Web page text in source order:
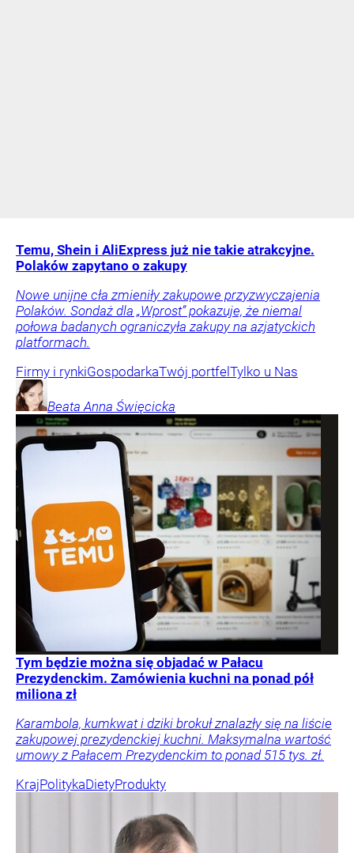
Temu, Shein i AliExpress już nie takie atrakcyjne.
Polaków zapytano o zakupy
Nowe unijne cła zmieniły zakupowe przyzwyczajenia
Polaków. Sondaż dla „Wprost” pokazuje, że niemal
połowa badanych ograniczyła zakupy na azjatyckich
platformach.
Firmy i rynkiGospodarkaTwój portfel Tylko u Nas
Beata Anna Święcicka
Tym będzie można się objadać w Pałacu
Prezydenckim. Zamówienia kuchni na ponad pół
miliona zł
Karambola, kumkwat i dziki brokuł znalazły się na liście
zakupowej prezydenckiej kuchni. Maksymalna wartość
umowy z Pałacem Prezydenckim to ponad 515 tys. zł.
KrajPolitykaDietyProdukty